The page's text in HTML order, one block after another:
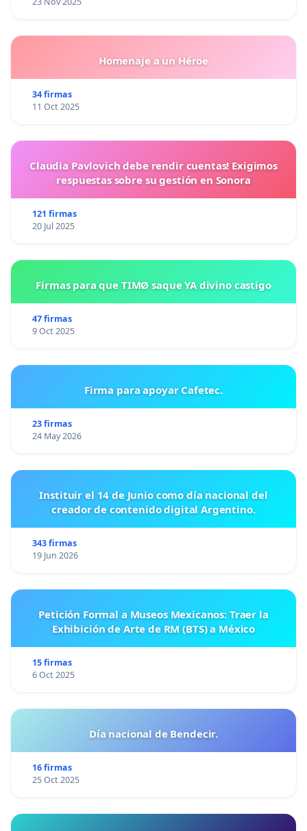
Homenaje a un Héroe
34 firmas
11 Oct 2025
Claudia Pavlovich debe rendir cuentas! Exigimos
respuestas sobre su gestión en Sonora
121 firmas
20 Jul 2025
Firmas para que TIMØ saque YA divino castigo
47 firmas
9 Oct 2025
Firma para apoyar Cafetec.
23 firmas
24 May 2026
Instituir el 14 de Junio como día nacional del
creador de contenido digital Argentino.
343 firmas
19 Jun 2026
Petición Formal a Museos Mexicanos: Traer la
Exhibición de Arte de RM (BTS) a México
15 firmas
6 Oct 2025
Día nacional de Bendecir.
16 firmas
25 Oct 2025